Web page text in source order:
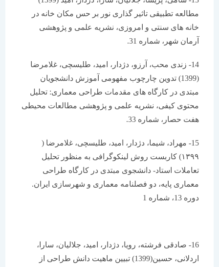
مطالعه تطبیقی تاثیر گذاری نور بر حس مکان خانه در
خانه های سنتی و امروزی، نشریه علمی و پژوهشی
آرمان شهر، شماره 31.
14- زندی محب، آرزو، دژدار، امید، طلیسچی، غلامرضا
(1399) تدوین چارچوب مفهومی آموزش دانشجویان
مبتدی در کارگاه های مقدمات طراحی معماری: تحلیل
محتوی کیفی، نشریه علمی و پژوهشی مطالعات محیطی
هفت حصار، شماره 33.
15- مهراد، شیما، دژدار، امید، طلیسچی، غلامرضا (
۱۳۹۹) کاربست روش لینکوگرافی به منظور تحلیل
تعاملات استاد- دانشجوی مبتدی در کارگاه طراحی
معماری پایه، دو فصلنامه معماری و شهرسازی ایران.
16- صادقی فرشته، رویا، دژدار، امید، جلالیان، سارا،
اردلانی، حسین(1399) تبیین ماهیت دانش طراحی از